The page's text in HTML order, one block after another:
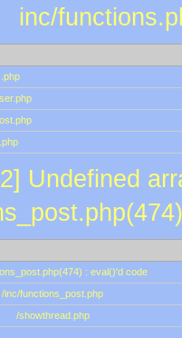
inc/
Undefined
: eval()'d code
/inc/functions_post.php
/showthread.php